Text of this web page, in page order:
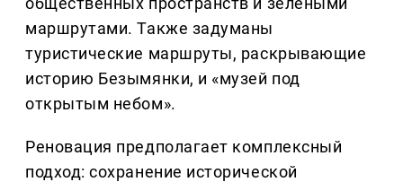
маршрутами. Также задуманы
туристические маршруты, раскрывающие
историю Безымянки, и «музей под
открытым небом».
Реновация предполагает комплексный
подход: сохранение исторической